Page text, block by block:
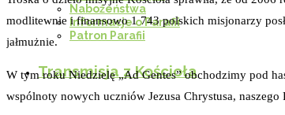
Nabożeństwa
Informacje o Parafii
Patron Parafii
Transmisja z Kościoła
modlitewnie i finansowo 1 743 polskich misjonarzy
jałmużnie.
W tym roku Niedzielę „Ad Gentes” obchodzimy pod
wspólnoty nowych uczniów Jezusa Chrystusa,